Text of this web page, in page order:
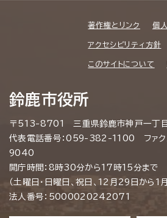
著作権とリンク 個
アクセシビリティ方針
このサイトについて
鈴鹿市役所
〒513-8701 三重県鈴鹿市神戸一丁
代表電話番号：059-382-1100 ファ
9040
開庁時間：8時30分から17時15分まで
（土曜日・日曜日、祝日、12月29日から1
法人番号：5000020242071